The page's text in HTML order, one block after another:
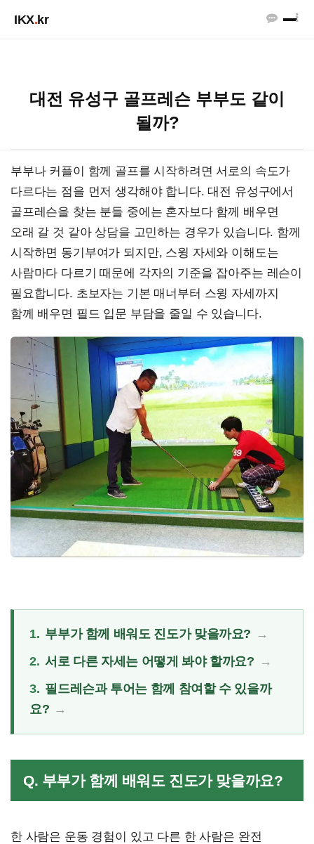
IKX.kr
대전 유성구 골프레슨 부부도 같이
될까?
부부나 커플이 함께 골프를 시작하려면 서로의 속도가
다르다는 점을 먼저 생각해야 합니다. 대전 유성구에서
골프레슨을 찾는 분들 중에는 혼자보다 함께 배우면
오래 갈 것 같아 상담을 고민하는 경우가 있습니다. 함께
시작하면 동기부여가 되지만, 스윙 자세와 이해도는
사람마다 다르기 때문에 각자의 기준을 잡아주는 레슨이
필요합니다. 초보자는 기본 매너부터 스윙 자세까지
함께 배우면 필드 입문 부담을 줄일 수 있습니다.
1. 부부가 함께 배워도 진도가 맞을까요?
2. 서로 다른 자세는 어떻게 봐야 할까요?
3. 필드레슨과 투어는 함께 참여할 수 있을까
요?
Q. 부부가 함께 배워도 진도가 맞을까요?
한 사람은 운동 경험이 있고 다른 한 사람은 완전